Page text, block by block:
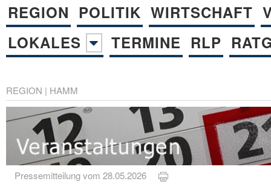
REGION POLITIK WIRTSCHAFT
LOKALES
TERMINE RLP
REGION | HAMM
Pressemitteilung vom 28.05.2026